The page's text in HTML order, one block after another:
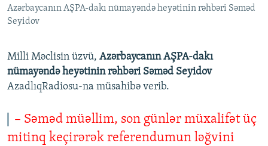
BIZIMLƏ ƏLAQƏ
Azərbaycanın AŞPA-dakı nümayəndə heyətinin rəhbəri Səməd
Seyidov
Milli Məclisin üzvü, Azərbaycanın AŞPA-dakı
nümayəndə heyətinin rəhbəri Səməd Seyidov
AzadlıqRadiosu-na müsahibə verib.
– Səməd müəllim, son günlər müxalifət üç
mitinq keçirərək referendumun ləğvini